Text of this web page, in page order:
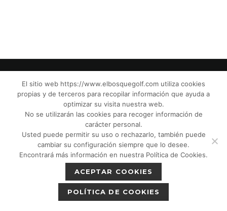
© El Bosque Golf Club |Legal Notice|
Privacy Policy|Cookies Policy|Política de
devoluciones|Tic Camaras
Protection CPM”|
El sitio web https://www.elbosquegolf.com utiliza cookies
propias y de terceros para recopilar información que ayuda a
optimizar su visita nuestra web.
No se utilizarán las cookies para recoger información de
carácter personal.
Usted puede permitir su uso o rechazarlo, también puede
cambiar su configuración siempre que lo desee.
Encontrará más información en nuestra Política de Cookies.
ACEPTAR COOKIES
POLÍTICA DE COOKIES